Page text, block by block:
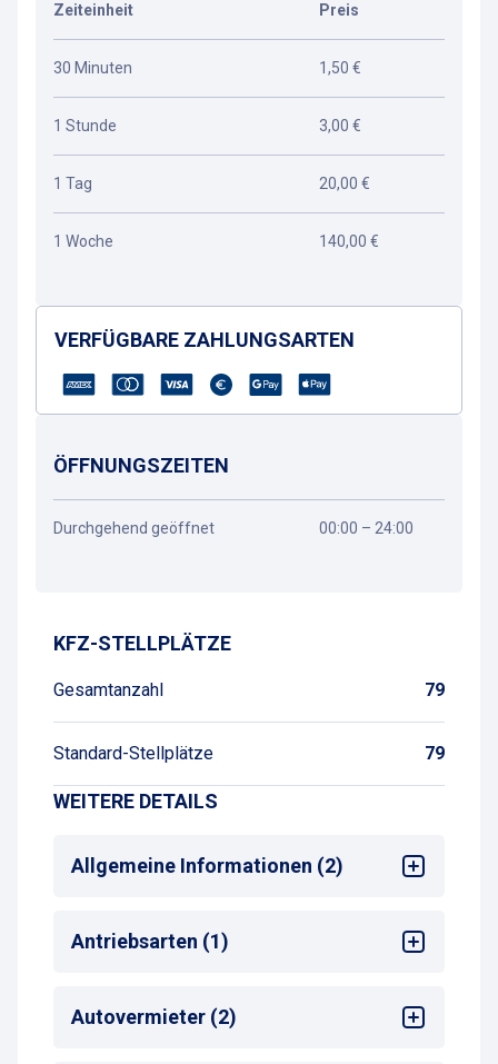
Zeiteinheit Preis
30 Minuten 1,50 €
1 Stunde 3,00 €
1 Tag 20,00 €
1 Woche 140,00 €
VERFÜGBARE ZAHLUNGSARTEN
ÖFFNUNGSZEITEN
Durchgehend geöffnet 00:00 – 24:00
KFZ-STELLPLÄTZE
Gesamtanzahl 79
Standard-Stellplätze 79
WEITERE DETAILS
Allgemeine Informationen (2)
Mehrsprachige Bedienung am
Zahlautomaten
Antriebsarten (1)
Alle
Autovermieter (2)